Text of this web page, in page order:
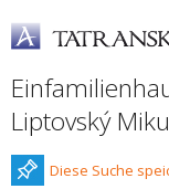
Liptovský
Diese Suche